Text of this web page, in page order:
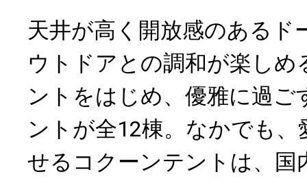
天井が高く開放感のあるド
ウトドアとの調和が楽しめ
ントをはじめ、優雅に過
ントが全12棟。なかでも
せるコクーンテントは、国